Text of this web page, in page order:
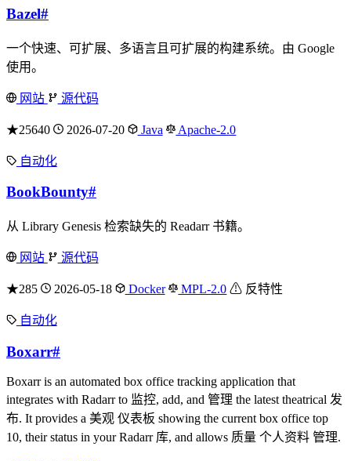
Bazel#
一个快速、可扩展、多语言且可扩展的构建系统。由 Google
使用。
网站 源代码
★25640 2026-07-20 Java Apache-2.0
自动化
BookBounty#
从 Library Genesis 检索缺失的 Readarr 书籍。
网站 源代码
★285 2026-05-18 Docker MPL-2.0 ⚠ 反特性
自动化
Boxarr#
Boxarr is an automated box office tracking application that
integrates with Radarr to 监控, add, and 管理 the latest theatrical 发
布. It provides a 美观 仪表板 showing the current box office top
10, their status in your Radarr 库, and allows 质量 个人资料 管理.